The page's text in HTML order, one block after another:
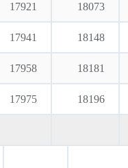
17921 18073
17941 18148
17958 18181
17975 18196